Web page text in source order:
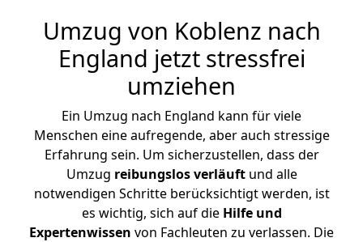
Umzug von Koblenz nach
England jetzt stressfrei
umziehen
Ein Umzug nach England kann für viele
Menschen eine aufregende, aber auch stressige
Erfahrung sein. Um sicherzustellen, dass der
Umzug reibungslos verläuftund alle
notwendigen Schritte berücksichtigt werden, ist
es wichtig, sich auf die Hilfe und
Expertenwissen von Fachleuten zu verlassen. Die